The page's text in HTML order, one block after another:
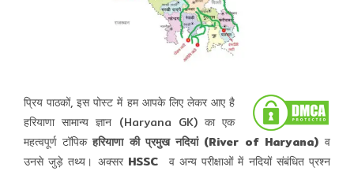
प्रिय पाठकों, इस पोस्ट में हम आपके लिए लेकर आए है
हरियाणा सामान्य ज्ञान (Haryana GK) का एक
महत्वपूर्ण टॉपिकहरियाणा की प्रमुख नदियां (River of Haryana)व
उनसे जुड़े तथ्य। अक्सर HSSC
व अन्य परीक्षाओं में नदियों संबंधित प्रश्न